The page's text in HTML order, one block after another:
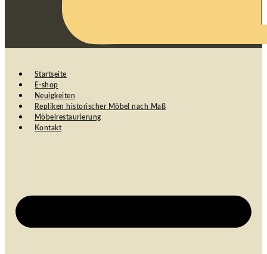
Startseite
E-shop
Neuigkeiten
Repliken historischer Möbel nach Maß
Möbelrestaurierung
Kontakt